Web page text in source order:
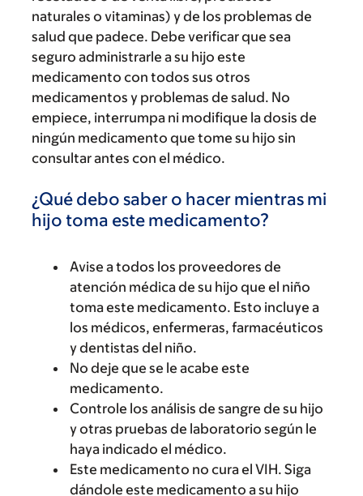
naturales o vitaminas) y de los problemas de
salud que padece. Debe verificar que sea
seguro administrarle a su hijo este
medicamento con todos sus otros
medicamentos y problemas de salud. No
empiece, interrumpa ni modifique la dosis de
ningún medicamento que tome su hijo sin
consultar antes con el médico.
¿Qué debo saber o hacer mientras mi
hijo toma este medicamento?
Avise a todos los proveedores de
atención médica de su hijo que el niño
toma este medicamento. Esto incluye a
los médicos, enfermeras, farmacéuticos
y dentistas del niño.
No deje que se le acabe este
medicamento.
Controle los análisis de sangre de su hijo
y otras pruebas de laboratorio según le
haya indicado el médico.
Este medicamento no cura el VIH. Siga
dándole este medicamento a su hijo